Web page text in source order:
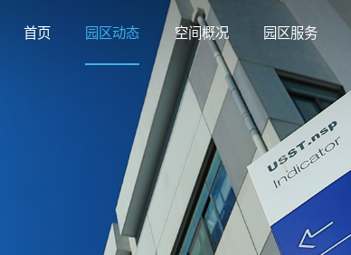
首页 园区动态 空间概况 园区服务